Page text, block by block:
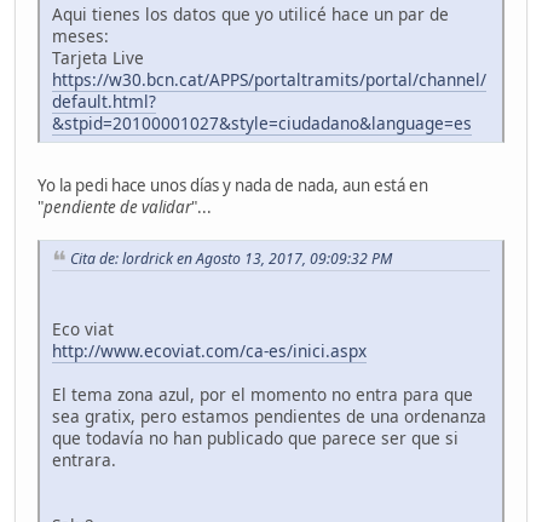
Aqui tienes los datos que yo utilicé hace un par de
meses:
Tarjeta Live
https://w30.bcn.cat/APPS/portaltramits/portal/channel/
default.html?
&stpid=20100001027&style=ciudadano&language=es
Yo la pedi hace unos días y nada de nada, aun está en
"pendiente de validar"...
Cita de: lordrick en Agosto 13, 2017, 09:09:32 PM
Eco viat
http://www.ecoviat.com/ca-es/inici.aspx
El tema zona azul, por el momento no entra para que
sea gratix, pero estamos pendientes de una ordenanza
que todavía no han publicado que parece ser que si
entrara.